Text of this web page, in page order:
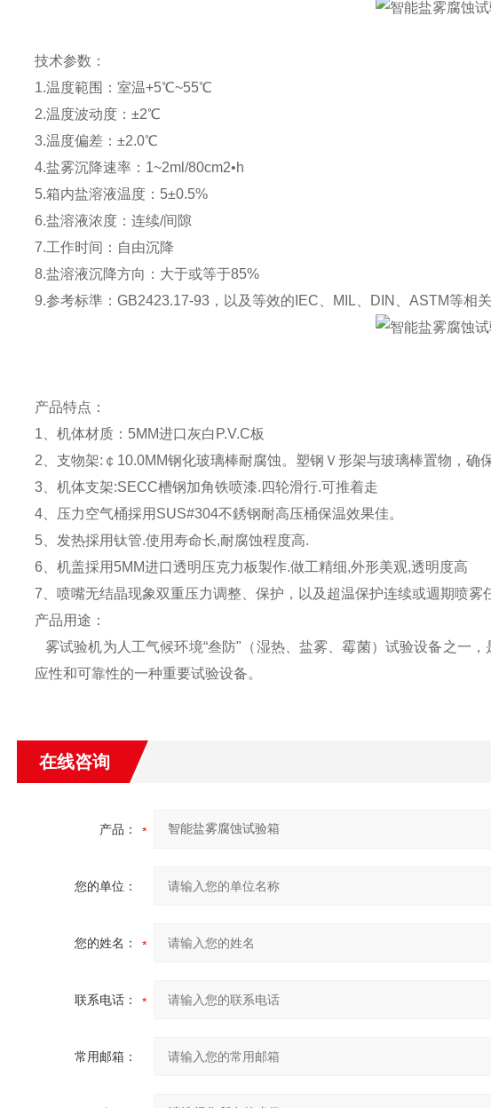
技术参数：
1.温度範围：室温+5℃~55℃
2.温度波动度：±2℃
3.温度偏差：±2.0℃
4.盐雾沉降速率：1~2ml/80cm2•h
5.箱内盐溶液温度：5±0.5%
6.盐溶液浓度：连续/间隙
7.工作时间：自由沉降
8.盐溶液沉降方向：大于或等于85%
9.参考标準：GB2423.17-93，以及等效的IEC、MIL、DIN、ASTM等相
产品特点：
1、机体材质：5MM进口灰白P.V.C板
2、支物架:￠10.0MM钢化玻璃棒耐腐蚀。塑钢Ｖ形架与玻璃棒置物，确
3、机体支架:SECC槽钢加角铁喷漆.四轮滑行.可推着走
4、压力空气桶採用SUS#304不銹钢耐高压桶保温效果佳。
5、发热採用钛管.使用寿命长,耐腐蚀程度高.
6、机盖採用5MM进口透明压克力板製作.做工精细,外形美观,透明度高
7、喷嘴无结晶现象双重压力调整、保护，以及超温保护连续或週期喷雾
产品用途：
雾试验机为人工气候环境“叁防"（湿热、盐雾、霉菌）试验设备之一
应性和可靠性的一种重要试验设备。
在线咨询
产品：
您的单位：
您的姓名：
联系电话：
常用邮箱：